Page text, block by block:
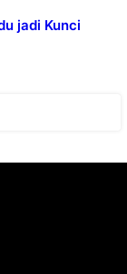
jadi Kunci